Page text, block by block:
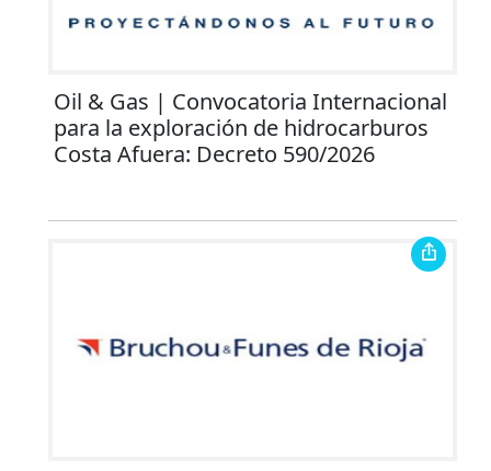
Oil & Gas | Convocatoria Internacional
para la exploración de hidrocarburos
Costa Afuera: Decreto 590/2026